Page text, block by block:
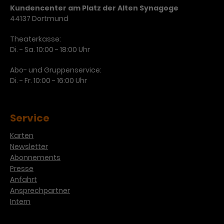
verschiedene Websites hinweg.
Kundencenter am Platz der Alten Synagoge
44137 Dortmund
Theaterkasse:
Di. - Sa. 10:00 - 18:00 Uhr
Abo- und Gruppenservice:
Di. - Fr. 10:00 - 16:00 Uhr
Service
Karten
Newsletter
Abonnements
Presse
Anfahrt
Ansprechpartner
Intern